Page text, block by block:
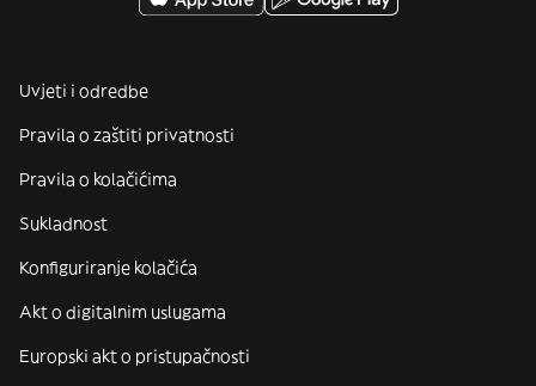
Uvjeti i odredbe
Pravila o zaštiti privatnosti
Pravila o kolačićima
Sukladnost
Konfiguriranje kolačića
Akt o digitalnim uslugama
Europski akt o pristupačnosti